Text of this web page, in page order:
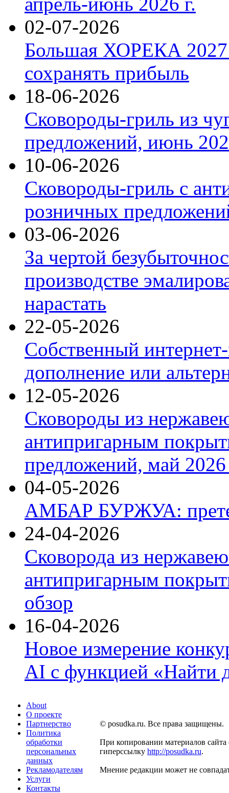
02-07-2026
Большая ХОРЕКА 2027:
сохранять прибыль
18-06-2026
Сковороды-гриль из
предложений, июнь
10-06-2026
Сковороды-гриль с
розничных
03-06-2026
За чертой
производстве
нарастать
22-05-2026
Собственный
дополнение или
12-05-2026
Сковороды из
антипригарным
предложений, май 2026
04-05-2026
АМБАР БУРЖУА:
24-04-2026
Сковорода из
антипригарным
обзор
16-04-2026
Новое измерение
AI с функцией «Найти
About
О проекте
Партнерство
Политика
обработки
персональных
данных
Рекламодателям
Услуги
Контакты
© posudka.ru. Все права защищены.
При копировании материалов сайта
гиперссылку http://posudka.ru.
Мнение редакции может не